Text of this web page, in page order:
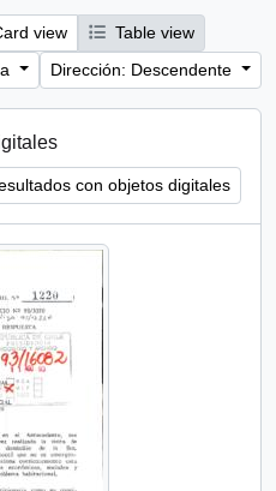
view
Table view
Dirección: Descendente
con objetos digitales